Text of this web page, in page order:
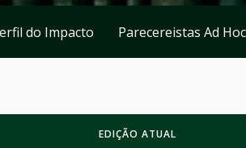
do Impacto Parecereistas Ad Hoc
EDIÇÃO ATUAL